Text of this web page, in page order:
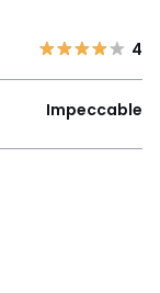
4
Impeccable